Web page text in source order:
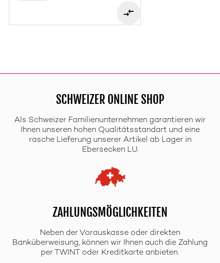
SCHWEIZER ONLINE SHOP
Als Schweizer Familienunternehmen garantieren wir
Ihnen unseren hohen Qualitätsstandart und eine
rasche Lieferung unserer Artikel ab Lager in
Ebersecken LU.
ZAHLUNGSMÖGLICHKEITEN
Neben der Vorauskasse oder direkten
Banküberweisung, können wir Ihnen auch die Zahlung
per TWINT oder Kreditkarte anbieten.